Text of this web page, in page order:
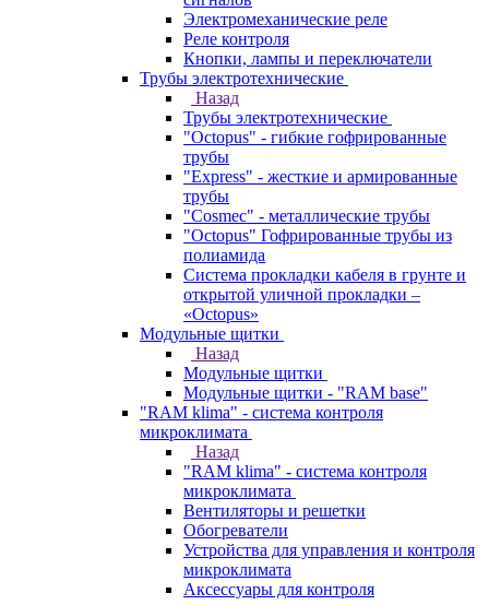
Электромеханические реле
Реле контроля
Кнопки, лампы и переключатели
Трубы электротехнические
Назад
Трубы электротехнические
"Octopus" - гибкие гофрированные
трубы
"Express" - жесткие и армированные
трубы
"Cosmec" - металлические трубы
"Octopus" Гофрированные трубы из
полиамида
Система прокладки кабеля в грунте и
открытой уличной прокладки –
«Octopus»
Модульные щитки
Назад
Модульные щитки
Модульные щитки - "RAM base"
"RAM klima" - система контроля
микроклимата
Назад
"RAM klima" - система контроля
микроклимата
Вентиляторы и решетки
Обогреватели
Устройства для управления и контроля
микроклимата
Аксессуары для контроля